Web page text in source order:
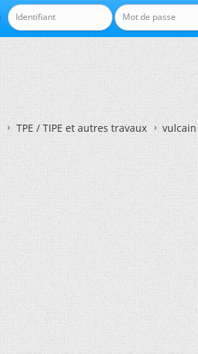
TPE / TIPE et autres travaux vulcain